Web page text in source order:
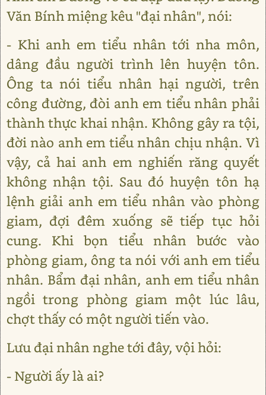
Văn Bính miệng kêu "đại nhân", nói:
- Khi anh em tiểu nhân tới nha môn,
dâng đầu người trình lên huyện tôn.
Ông ta nói tiểu nhân hại người, trên
công đường, đòi anh em tiểu nhân phải
thành thực khai nhận. Không gây ra tội,
đời nào anh em tiểu nhân chịu nhận. Vì
vậy, cả hai anh em nghiến răng quyết
không nhận tội. Sau đó huyện tôn hạ
lệnh giải anh em tiểu nhân vào phòng
giam, đợi đêm xuống sẽ tiếp tục hỏi
cung. Khi bọn tiểu nhân bước vào
phòng giam, ông ta nói với anh em tiểu
nhân. Bẩm đại nhân, anh em tiểu nhân
ngồi trong phòng giam một lúc lâu,
chợt thấy có một người tiến vào.
Lưu đại nhân nghe tới đây, vội hỏi:
- Người ấy là ai?